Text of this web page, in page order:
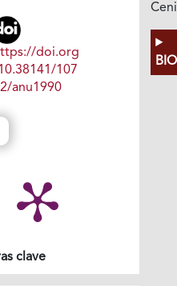
doi.org
107
anu1990
clave